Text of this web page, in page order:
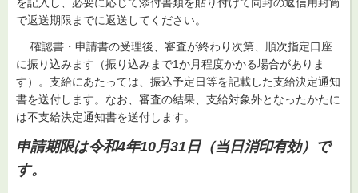
で返送期限までに返送してください。
確認書・申請書の受理後、審査が終わり次第、順次指定口座
に振り込みます（振り込みまで1か月程度かかる場合がありま
す）。支給にあたっては、振込予定日等を記載した支給決定通知
書を送付します。なお、審査の結果、支給対象外となったかたに
は不支給決定通知書を送付します。
申請期限は令和4年10月31日（当日消印有効）で
す。